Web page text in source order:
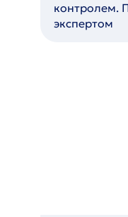
контролем.
экспертом